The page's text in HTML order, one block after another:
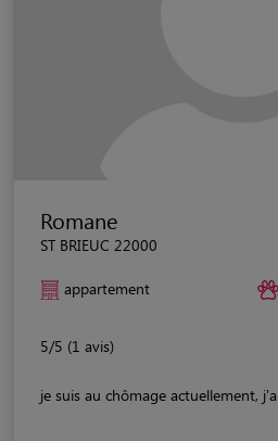
Romane
ST BRIEUC 22000
appartement
5/5 (1 avis)
je suis au chômage actuellement,